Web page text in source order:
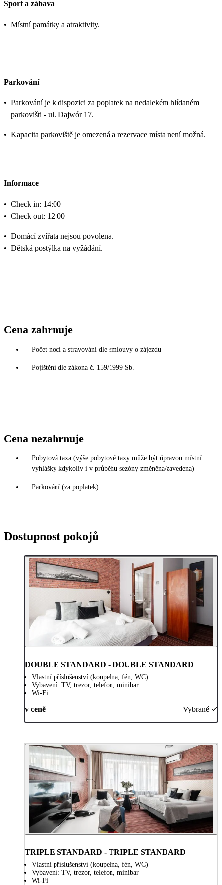
Sport a zábava
• Místní památky a atraktivity.
Parkování
• Parkování je k dispozici za poplatek na nedalekém hlídaném
parkovišti - ul. Dajwór 17.
• Kapacita parkoviště je omezená a rezervace místa není možná.
Informace
• Check in: 14:00
• Check out: 12:00
• Domácí zvířata nejsou povolena.
• Dětská postýlka na vyžádání.
Cena zahrnuje
Počet nocí a stravování dle smlouvy o zájezdu
Pojištění dle zákona č. 159/1999 Sb.
Cena nezahrnuje
Pobytová taxa (výše pobytové taxy může být úpravou místní
vyhlášky kdykoliv i v průběhu sezóny změněna/zavedena)
Parkování (za poplatek).
Dostupnost pokojů
DOUBLE STANDARD - DOUBLE STANDARD
Vlastní příslušenství (koupelna, fén, WC)
Vybavení: TV, trezor, telefon, minibar
Wi-Fi
v ceně Vybrané
TRIPLE STANDARD - TRIPLE STANDARD
Vlastní příslušenství (koupelna, fén, WC)
Vybavení: TV, trezor, telefon, minibar
Wi-Fi